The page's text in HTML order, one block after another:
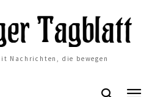
Nachrichten, die bewegen